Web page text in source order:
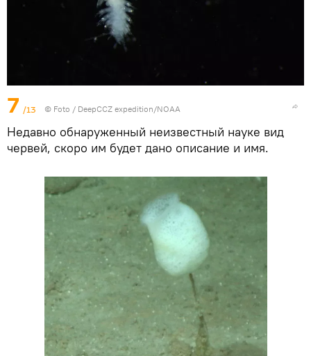
7 /13 © Foto / DeepCCZ expedition/NOAA
Недавно обнаруженный неизвестный науке вид
червей, скоро им будет дано описание и имя.